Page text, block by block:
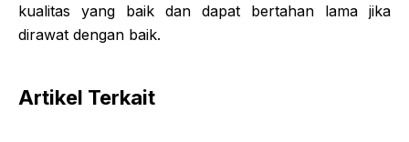
kualitas yang baik dan dapat bertahan lama jika
dirawat dengan baik.
Artikel Terkait